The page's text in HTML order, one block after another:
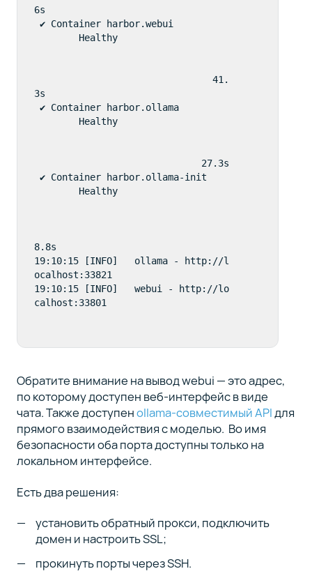
6s
✔ Container harbor.webui
Healthy
41.
3s
✔ Container harbor.ollama
Healthy
27.3s
✔ Container harbor.ollama-init
Healthy
8.8s
19:10:15 [INFO]   ollama - http://l
ocalhost:33821
19:10:15 [INFO]   webui - http://lo
calhost:33801
Обратите внимание на вывод webui — это адрес,
по которому доступен веб-интерфейс в виде
чата. Также доступенollama-совместимый APIдля
прямого взаимодействия с моделью. Во имя
безопасности оба порта доступны только на
локальном интерфейсе.
Есть два решения:
установить обратный прокси, подключить
домен и настроить SSL;
прокинуть порты через SSH.